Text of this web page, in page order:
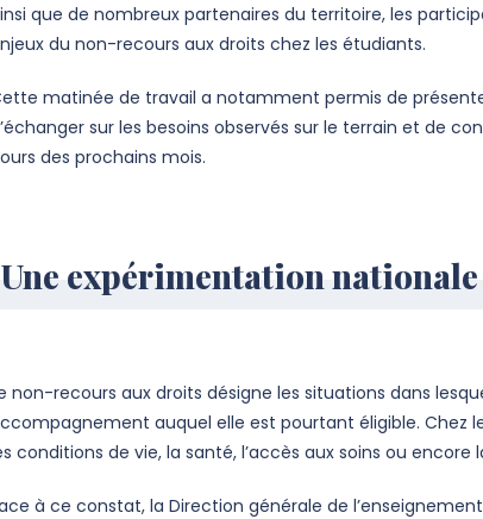
que de nombreux partenaires du territoire, les
du non-recours aux droits chez les étudiants.
matinée de travail a notamment permis de
sur les besoins observés sur le terrain et de
des prochains mois.
Une expérimentation
non-recours aux droits désigne les situations dans
auquel elle est pourtant éligible. Chez
conditions de vie, la santé, l’accès aux soins ou encore
à ce constat, la Direction générale de